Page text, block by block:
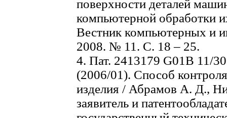
поверхности деталей
компьютерной обработки
Вестник компьютерных и
2008. № 11. С. 18 – 25.
4. Пат. 2413179 G01B 11/
(2006/01). Способ
изделия / Абрамов А. Д.,
заявитель и